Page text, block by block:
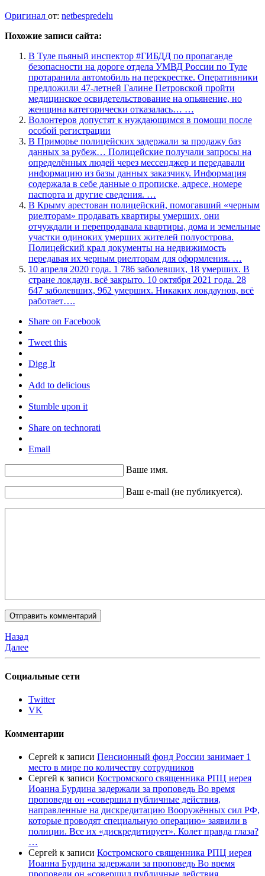
Оригинал от: netbespredelu
Похожие записи сайта:
В Туле пьяный инспектор #ГИБДД по пропаганде
безопасности на дороге отдела УМВД России по Туле
протаранила автомобиль на перекрестке. Оперативники
предложили 47-летней Галине Петровской пройти
медицинское освидетельствование на опьянение, но
женщина категорически отказалась… …
Волонтеров допустят к нуждающимся в помощи после
особой регистрации
В Приморье полицейских задержали за продажу баз
данных за рубеж… Полицейские получали запросы на
определённых людей через мессенджер и передавали
информацию из базы данных заказчику. Информация
содержала в себе данные о прописке, адресе, номере
паспорта и другие сведения. …
В Крыму арестован полицейский, помогавший «черным
риелторам» продавать квартиры умерших, они
отчуждали и перепродавала квартиры, дома и земельные
участки одиноких умерших жителей полуострова.
Полицейский крал документы на недвижимость
передавая их черным риелторам для оформления. …
10 апреля 2020 года. 1 786 заболевших, 18 умерших. В
стране локдаун, всё закрыто. 10 октября 2021 года. 28
647 заболевших, 962 умерших. Никаких локдаунов, всё
работает….
Share on Facebook
Tweet this
Digg It
Add to delicious
Stumble upon it
Share on technorati
Email
Ваше имя.
Ваш e-mail (не публикуется).
Назад
Далее
Социальные сети
Twitter
VK
Комментарии
Сергей к записи Пенсионный фонд России занимает 1
место в мире по количеству сотрудников
Сергей к записи Костромского священника РПЦ иерея
Иоанна Бурдина задержали за проповедь Во время
проповеди он «совершил публичные действия,
направленные на дискредитацию Вооружённых сил РФ,
которые проводят специальную операцию» заявили в
полиции. Все их «дискредитирует». Колет правда глаза?
…
Сергей к записи Костромского священника РПЦ иерея
Иоанна Бурдина задержали за проповедь Во время
проповеди он «совершил публичные действия,